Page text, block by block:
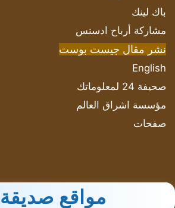
باك لينك
مشاركة أرباح ادسنس
نشر مقال جيست بوست
English
صحيفة 24 لمعلوماتك
مؤسسة اشراق العالم
صفحات
مواقع صديقة